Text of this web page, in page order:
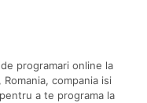
programari online la
compania isi
a te programa la